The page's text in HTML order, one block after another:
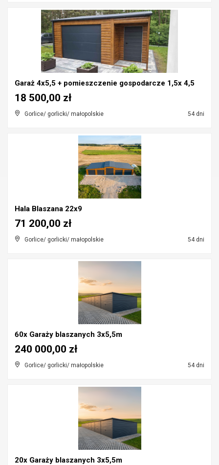
Garaż 4x5,5 + pomieszczenie gospodarcze 1,5x 4,5
Gorlice/ gorlicki/ małopolskie 54 dni
18 500,00 zł
Hala Blaszana 22x9
Gorlice/ gorlicki/ małopolskie 54 dni
71 200,00 zł
60x Garaży blaszanych 3x5,5m
Gorlice/ gorlicki/ małopolskie 54 dni
240 000,00 zł
20x Garaży blaszanych 3x5,5m